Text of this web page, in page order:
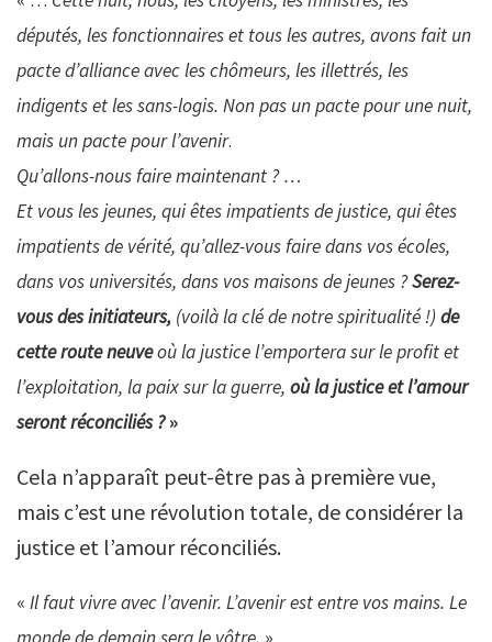
députés, les fonctionnaires et tous les autres, avons fait un
pacte d’alliance avec les chômeurs, les illettrés, les
indigents et les sans-logis. Non pas un pacte pour une nuit,
mais un pacte pour l’avenir.
Qu’allons-nous faire maintenant ? …
Et vous les jeunes, qui êtes impatients de justice, qui êtes
impatients de vérité, qu’allez-vous faire dans vos écoles,
dans vos universités, dans vos maisons de jeunes ?Serez-
vous des initiateurs, (voilà la clé de notre spiritualité !) de
cette route neuveoù la justice l’emportera sur le profit et
l’exploitation, la paix sur la guerre, où la justice et l’amour
seront réconciliés ?»
Cela n’apparaît peut-être pas à première vue,
mais c’est une révolution totale, de considérer la
justice et l’amour réconciliés.
« Il faut vivre avec l’avenir. L’avenir est entre vos mains. Le